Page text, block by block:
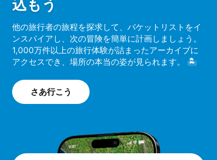
込もう
他の旅行者の旅程を探求して、バケットリストをイ
ンスパイアし、次の冒険を簡単に計画しましょう。
1,000万件以上の旅行体験が詰まったアーカイブに
アクセスでき、場所の本当の姿が見られます。 🏝️️
さあ行こう